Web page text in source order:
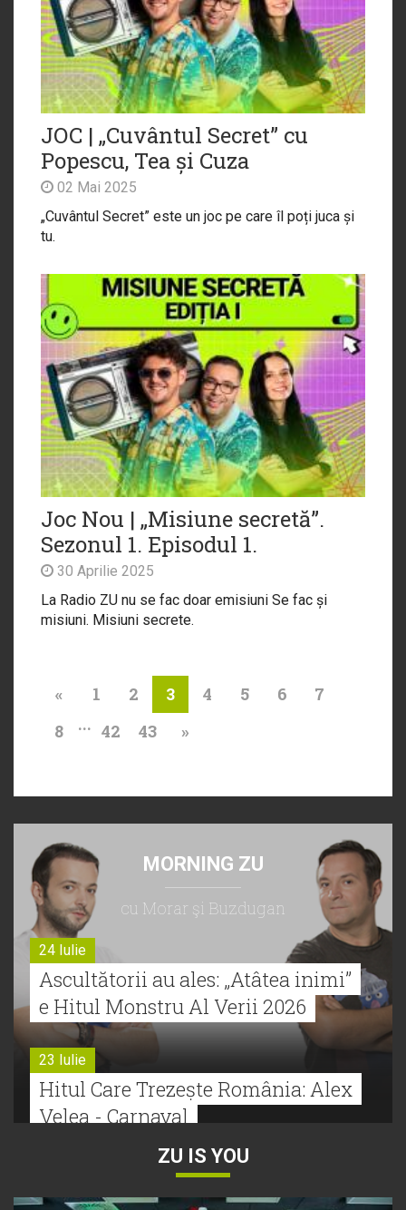
JOC | „Cuvântul Secret” cu
Popescu, Tea și Cuza
02 Mai 2025
„Cuvântul Secret” este un joc pe care îl poți juca și
tu.
Joc Nou | „Misiune secretă”.
Sezonul 1. Episodul 1.
30 Aprilie 2025
La Radio ZU nu se fac doar emisiuni Se fac și
misiuni. Misiuni secrete.
« 1 2 3 4 5 6
7
8
... 42 43 »
MORNING ZU
cu Morar şi Buzdugan
24 Iulie
Ascultătorii au ales: „Atâtea inimi”
e Hitul Monstru Al Verii 2026
23 Iulie
Hitul Care Trezește România: Alex
Velea - Carnaval
Bătălie strânsă la Hitul Monstru Al
ZU IS YOU